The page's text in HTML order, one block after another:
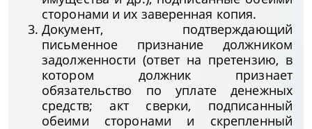
сторонами и их заверенная копия.
Документ, подтверждающий
письменное признание должником
задолженности (ответ на претензию, в
котором должник признает
обязательство по уплате денежных
средств; акт сверки, подписанный
обеими сторонами и скрепленный